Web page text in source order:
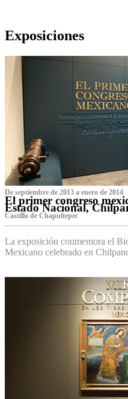
Exposiciones
De septiembre de 2013 a enero de 2014
El primer congreso
Estado Nacional,
Castillo de Chapultepec
La exposición conmemora el
Mexicano celebrado en